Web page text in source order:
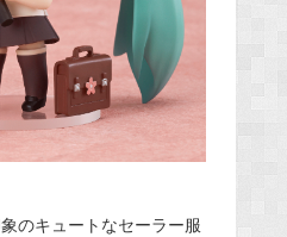
のキュートなセーラー服